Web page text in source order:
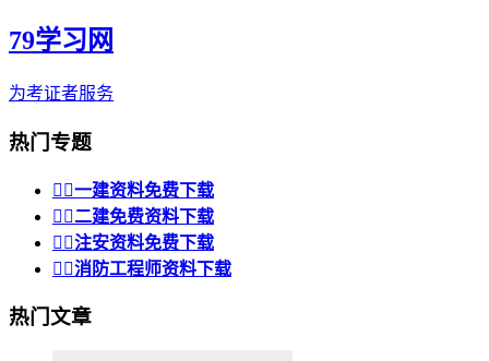
79学习网
为考证者服务
热门专题
 一建资料免费下载
 二建免费资料下载
 注安资料免费下载
 消防工程师资料下载
热门文章